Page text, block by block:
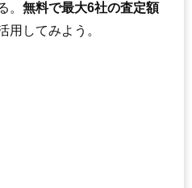
。 無料で最大6社の査定額
用してみよう。